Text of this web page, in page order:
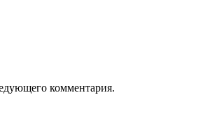
комментария.